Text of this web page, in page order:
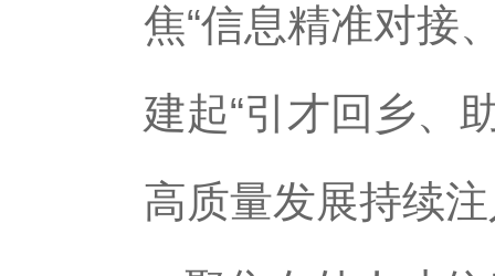
焦“信息精准对接
建起“引才回乡、
高质量发展持续